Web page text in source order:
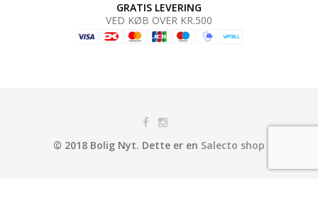
GRATIS LEVERING
VED KØB OVER KR.500
© 2018 Bolig Nyt. Dette er en Salecto shop